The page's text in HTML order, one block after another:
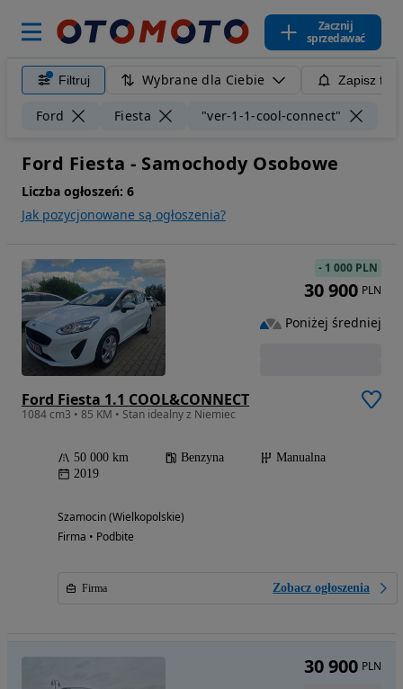
Zacznij
sprzedawać
Filtruj Wybrane dla Ciebie Zapisz
Ford Fiesta "ver-1-1-cool-connect"
Ford Fiesta - Samochody Osobowe
Liczba ogłoszeń: 6
Jak pozycjonowane są ogłoszenia?
Ford Fiesta 1.1 COOL&CONNECT
1084 cm3 • 85 KM • Stan idealny z Niemiec
50 000 km Benzyna
Manualna
2019
Szamocin (Wielkopolskie)
Firma • Podbite
Firma Zobacz ogłoszenia
- 1 000 PLN
30 900 PLN
Poniżej średniej
30 900 PLN